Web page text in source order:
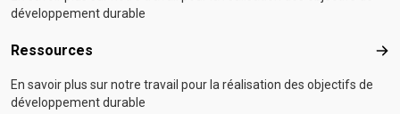
développement durable
Ressources
En savoir plus sur notre travail pour la réalisation des objectifs de
développement durable